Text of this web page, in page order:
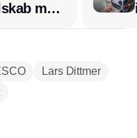
med
Lars Dittmer